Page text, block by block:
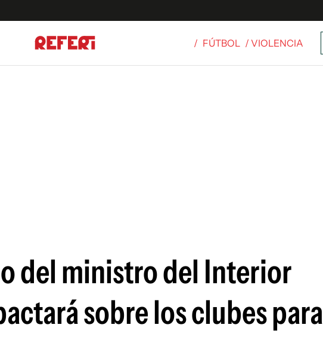
/ FÚTBOL / VIOLENCIA
del ministro del Interior
sobre los clubes para